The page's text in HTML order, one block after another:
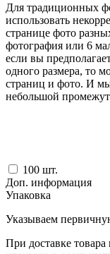
Для традиционных
использовать
странице фото
фотография или 6
если вы
одного размера, то
страниц и фото. И
небольшой
100 шт.
Доп. информация
Упаковка
Указываем
При доставке товара